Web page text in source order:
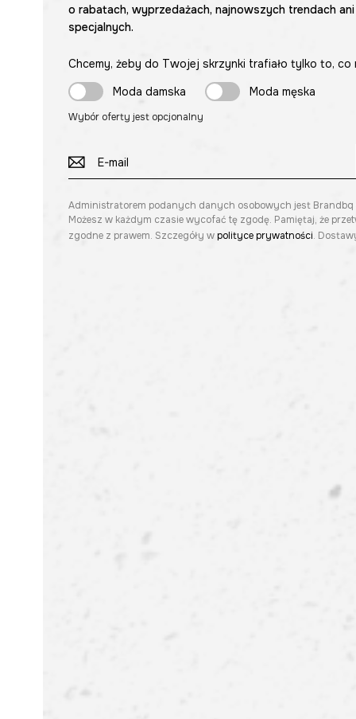
o rabatach, wyprzedażach, najnowszych trendach
specjalnych.
Chcemy, żeby do Twojej skrzynki trafiało tylko to,
Moda damska
Moda męska
Wybór oferty jest opcjonalny
Administratorem podanych danych osobowych jest Brandbq
Możesz w każdym czasie wycofać tę zgodę. Pamiętaj, że
zgodne z prawem. Szczegóły wpolityce prywatności.